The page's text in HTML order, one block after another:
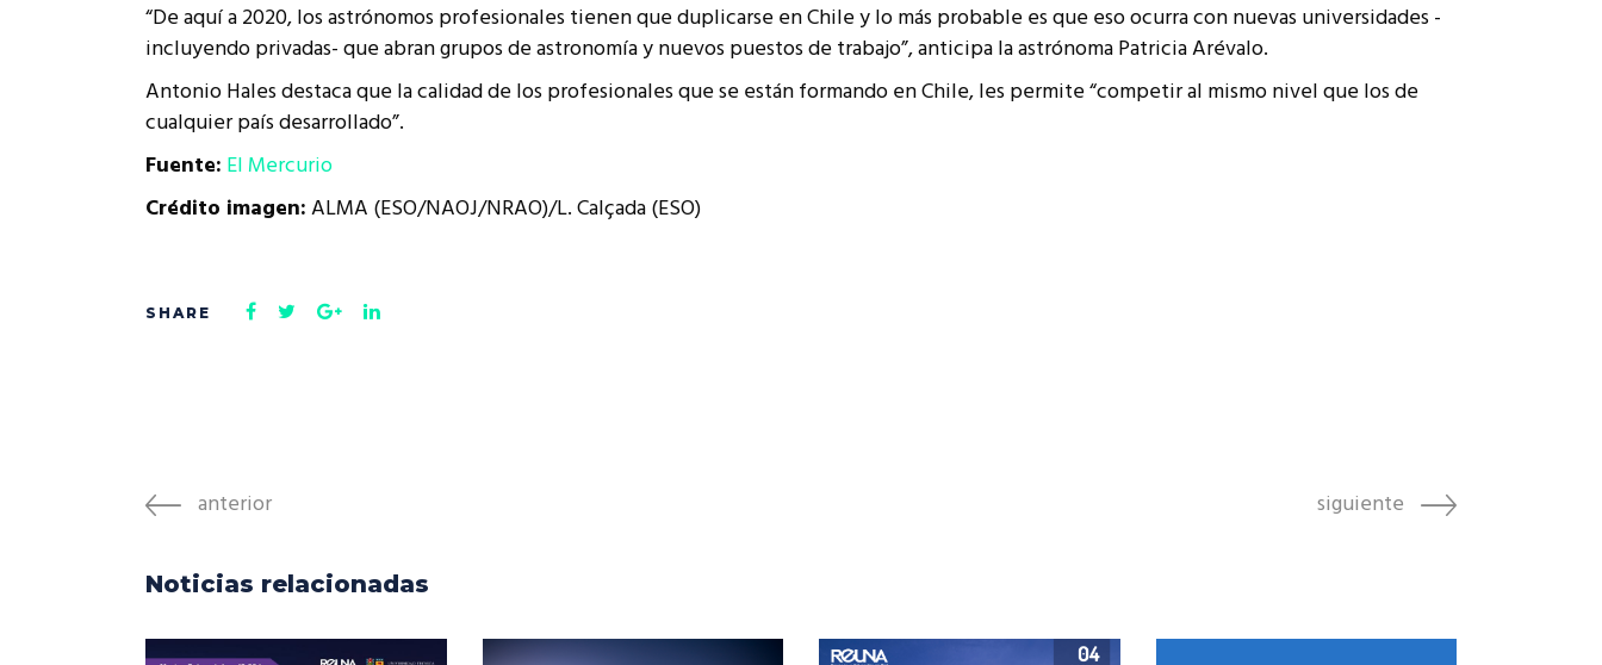
“De aquí a 2020, los astrónomos profesionales tienen que duplicarse en Chile y lo más probable es que eso ocurra con nuevas universidades -
incluyendo privadas- que abran grupos de astronomía y nuevos puestos de trabajo”, anticipa la astrónoma Patricia Arévalo.
Antonio Hales destaca que la calidad de los profesionales que se están formando en Chile, les permite “competir al mismo nivel que los de
cualquier país desarrollado”.
Fuente: El Mercurio
Crédito imagen:ALMA (ESO/NAOJ/NRAO)/L. Calçada (ESO)
anterior siguiente
Noticias relacionadas